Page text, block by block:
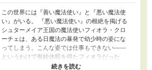
この世界には『善い魔法使い』と『悪い魔法使
い』がいる。 『悪い魔法使い』の根絶を掲げる
シュターメイア王国の魔法使いフィオラ・クロ
ーチェは、ある日魔法の暴発で幼少時の姿にな
ってしまう。こんな姿では仕事もできない――
というわけで有給休暇を得たフィオラだった
が、一番の友人を自称するルカ＝セト騎士団長